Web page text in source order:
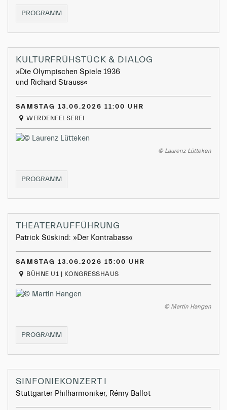
PROGRAMMMUSIKWANDERUNG
II
KULTURFRÜHSTÜCK & DIALOG
»Die Olympischen Spiele 1936
und Richard Strauss«
SAMSTAG 13.06.2026 11:00 UHR
WERDENFELSEREI
© Laurenz Lütteken
PROGRAMMKULTURFRÜHSTÜCK
&
DIALOG
THEATERAUFFÜHRUNG
Patrick Süskind: »Der Kontrabass«
SAMSTAG 13.06.2026 15:00 UHR
BÜHNE U1 | KONGRESSHAUS
© Martin Hangen
PROGRAMMTHEATERAUFFÜHRUNG
SINFONIEKONZERT I
Stuttgarter Philharmoniker, Rémy Ballot